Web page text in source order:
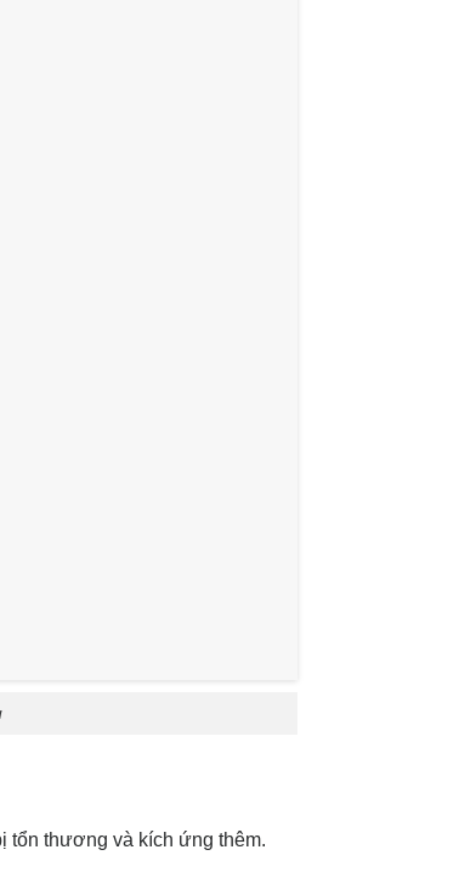
tổn thương và kích ứng thêm.